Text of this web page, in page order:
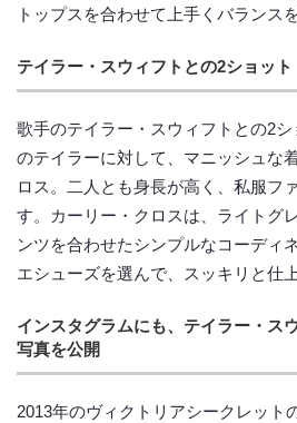
トップスを合わせて上手くバランス
テイラー・スウィフトとの2ショット
歌手のテイラー・スウィフトとの2
のテイラーに対して、マニッシュな
ロス。二人とも身長が高く、私服フ
す。カーリー・クロスは、ライトグ
ンツを合わせたシンプルなコーディ
エシューズを選んで、スッキリと仕
インスタグラムにも、テイラー・ス
写真を公開
2013年のヴィクトリアシークレット